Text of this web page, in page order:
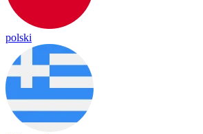
polski